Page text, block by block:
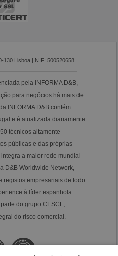
130 Lisboa | NIF: 500520658
pela INFORMA D&B,
para negócios há mais de
INFORMA D&B contém
e é atualizada diariamente
técnicos altamente
públicas e das próprias
a maior rede mundial
D&B Worldwide Network,
registos empresariais de todo
à líder espanhola
parte do grupo CESCE,
do risco comercial.